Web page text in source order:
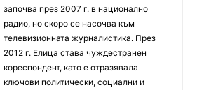
започва през 2007 г. в национално
радио, но скоро се насочва към
телевизионната журналистика. През
2012 г. Елица става чуждестранен
кореспондент, като е отразявала
ключови политически, социални и